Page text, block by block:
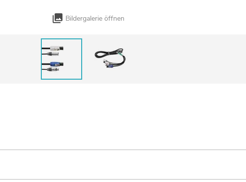
Bildergalerie öffnen